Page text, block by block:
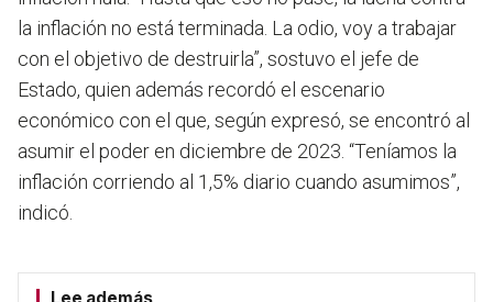
la inflación no está terminada. La odio, voy a trabajar
con el objetivo de destruirla”, sostuvo el jefe de
Estado, quien además recordó el escenario
económico con el que, según expresó, se encontró al
asumir el poder en diciembre de 2023. “Teníamos la
inflación corriendo al 1,5% diario cuando asumimos”,
indicó.